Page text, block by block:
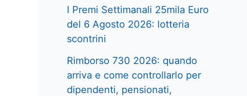
I Premi Settimanali 25mila Euro
del 6 Agosto 2026: lotteria
scontrini
Rimborso 730 2026: quando
arriva e come controllarlo per
dipendenti, pensionati,